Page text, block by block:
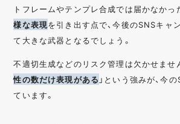
トフレームやテンプレ合成では届かなかっ
様な表現を引き出す点で、今後のSNSキャ
て大きな武器となるでしょう。
不適切生成などのリスク管理は欠かせませ
性の数だけ表現がある 」という強みが、今
ています。